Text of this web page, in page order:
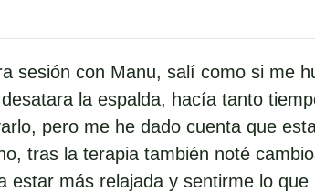
sesión con Manu, salí como si me
la espalda, hacía tanto
pero me he dado cuenta que
tras la terapia también noté
estar más relajada y sentirme lo